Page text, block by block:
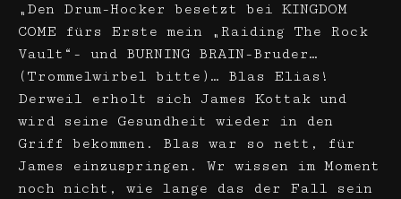
„Den Drum-Hocker besetzt bei KINGDOM
COME fürs Erste mein „Raiding The Rock
Vault“- und BURNING BRAIN-Bruder…
(Trommelwirbel bitte)… Blas Elias!
Derweil erholt sich James Kottak und
wird seine Gesundheit wieder in den
Griff bekommen. Blas war so nett, für
James einzuspringen. Wr wissen im Moment
noch nicht, wie lange das der Fall sein